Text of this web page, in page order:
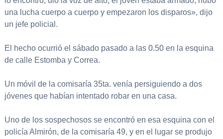
una lucha cuerpo a cuerpo y empezaron los disparos», dijo
un jefe policial.
El hecho ocurrió el sábado pasado a las 0.50 en la esquina
de calle Estomba y Correa.
Un móvil de la comisaría 35ta. venía persiguiendo a dos
jóvenes que habían intentado robar en una casa.
Uno de los sospechosos se encontró en esa esquina con el
policía Almirón, de la comisaría 49, y en el lugar se produjo